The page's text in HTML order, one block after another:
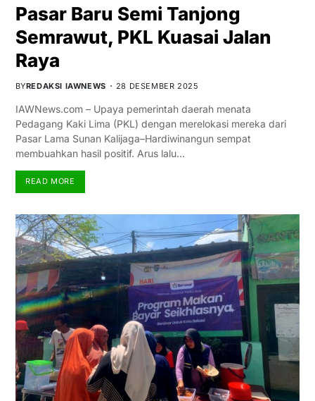
Pasar Baru Semi Tanjong
Semrawut, PKL Kuasai Jalan
Raya
BYREDAKSI IAWNEWS 28 DESEMBER 2025
IAWNews.com – Upaya pemerintah daerah menata
Pedagang Kaki Lima (PKL) dengan merelokasi mereka dari
Pasar Lama Sunan Kalijaga–Hardiwinangun sempat
membuahkan hasil positif. Arus lalu…
READ MORE